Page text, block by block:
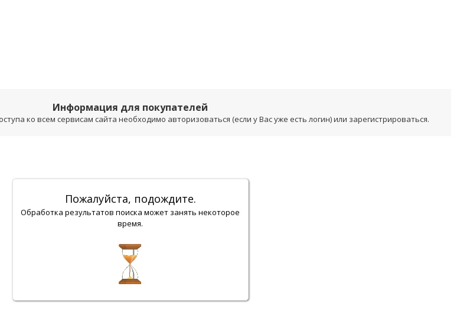
Информация для покупателей
ко всем сервисам сайта необходимо авторизоваться (если у Вас уже есть логин) или зарегистрироваться.
Пожалуйста, подождите.
Обработка результатов поиска может занять некоторое
время.